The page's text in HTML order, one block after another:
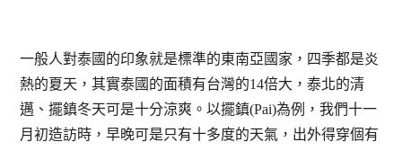
一般人對泰國的印象就是標準的東南亞國家，四季都是炎
熱的夏天，其實泰國的面積有台灣的14倍大，泰北的清
邁、擺鎮冬天可是十分涼爽。以擺鎮(Pai)為例，我們十一
月初造訪時，早晚可是只有十多度的天氣，出外得穿個有